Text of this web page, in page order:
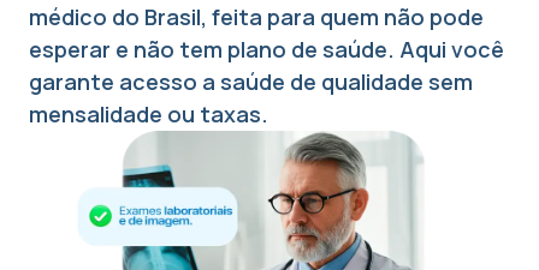
médico do Brasil, feita para quem não pode
esperar e não tem plano de saúde. Aqui você
garante acesso a saúde de qualidade sem
mensalidade ou taxas.